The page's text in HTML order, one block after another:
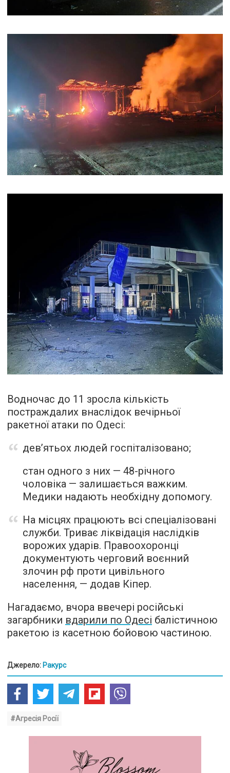
Водночас до 11 зросла кількість
постраждалих внаслідок вечірньої
ракетної атаки по Одесі:
дев’ятьох людей госпіталізовано;
стан одного з них — 48-річного
чоловіка — залишається важким.
Медики надають необхідну допомогу.
На місцях працюють всі спеціалізовані
служби. Триває ліквідація наслідків
ворожих ударів. Правоохоронці
документують черговий воєнний
злочин рф проти цивільного
населення, — додав Кіпер.
Нагадаємо, вчора ввечері російські
загарбники вдарили по Одесі балістичною
ракетою із касетною бойовою частиною.
Джерело: Ракурс
#Агресія Росії